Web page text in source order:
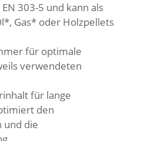
303-5 und kann als
Gas* oder Holzpellets
für optimale
verwendeten
für lange
den
und die